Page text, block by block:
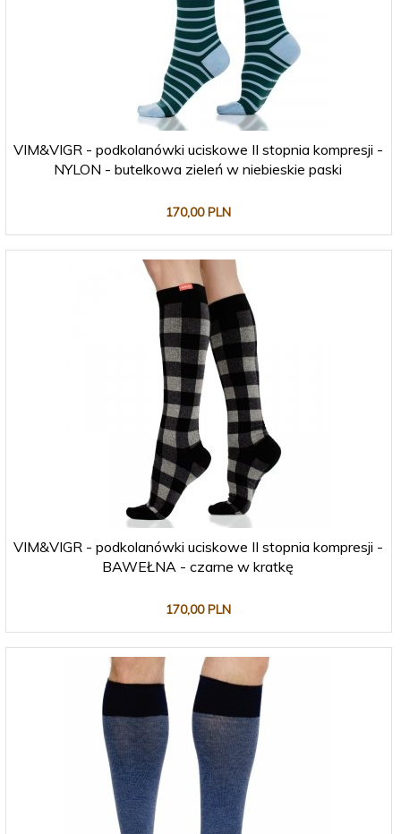
VIM&VIGR - podkolanówki uciskowe II stopnia kompresji -
NYLON - butelkowa zieleń w niebieskie paski
170,00 PLN
VIM&VIGR - podkolanówki uciskowe II stopnia kompresji -
BAWEŁNA - czarne w kratkę
170,00 PLN